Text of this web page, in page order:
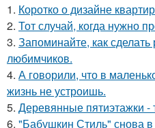
1. Коротко о дизайне
2. Тот случай, когда нужно
3. Запоминайте, как
любимчиков.
4. А говорили, что в
жизнь не устроишь.
5. Деревянные пятиэтажки
6. "Бабушкин Стиль" снова